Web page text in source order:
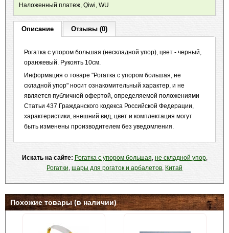
Наложенный платеж, Qiwi, WU
Описание Отзывы (0)
Рогатка с упором большая (нескладной упор), цвет - черный,
оранжевый. Рукоять 10см.
Информация о товаре "Рогатка с упором большая, не
складной упор" носит ознакомительный характер, и не
является публичной офертой, определяемой положениями
Статьи 437 Гражданского кодекса Российской Федерации,
характеристики, внешний вид, цвет и комплектация могут
быть изменены производителем без уведомления.
Искать на сайте: Рогатка с упором большая, не складной упор,
Рогатки, шары для рогаток и арбалетов, Китай
Похожие товары (в наличии)